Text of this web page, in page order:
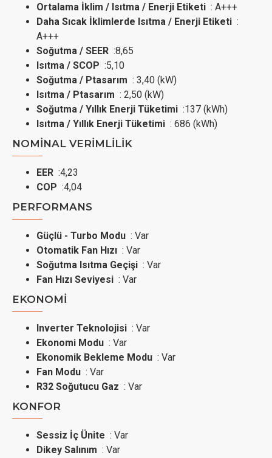
Ortalama İklim / Isıtma / Enerji Etiketi : A+++
Daha Sıcak İklimlerde Isıtma / Enerji Etiketi :
A+++
Soğutma / SEER :8,65
Isıtma / SCOP :5,10
Soğutma / Ptasarım : 3,40 (kW)
Isıtma / Ptasarım : 2,50 (kW)
Soğutma / Yıllık Enerji Tüketimi :137 (kWh)
Isıtma / Yıllık Enerji Tüketimi : 686 (kWh)
NOMİNAL VERİMLİLİK
EER :4,23
COP :4,04
PERFORMANS
Güçlü - Turbo Modu : Var
Otomatik Fan Hızı : Var
Soğutma Isıtma Geçişi : Var
Fan Hızı Seviyesi : Var
EKONOMİ
Inverter Teknolojisi : Var
Ekonomi Modu : Var
Ekonomik Bekleme Modu : Var
Fan Modu : Var
R32 Soğutucu Gaz : Var
KONFOR
Sessiz İç Ünite : Var
Dikey Salınım : Var